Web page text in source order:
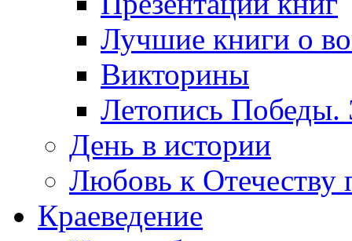
Лучшие книги о
Викторины
Летопись Победы.
День в истории
Любовь к Отечеству
Краеведение